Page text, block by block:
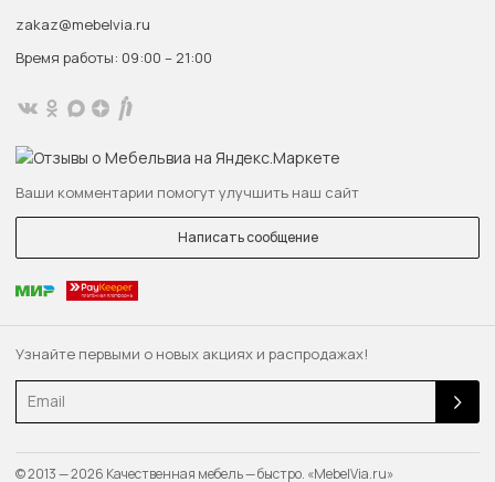
Узнайте первыми о новых акциях и распродажах!
Email
zakaz@mebelvia.ru
Время работы: 09:00 – 21:00
Ваши комментарии помогут улучшить наш сайт
Написать сообщение
© 2013 — 2026 Качественная мебель — быстро. «MebelVia.ru»